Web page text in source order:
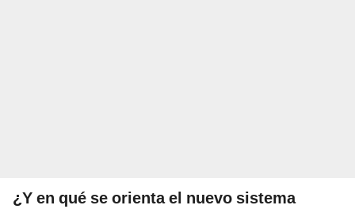
¿Y en qué se orienta el nuevo sistema